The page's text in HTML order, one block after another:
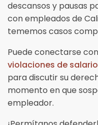
descansos y pausas
con empleados de
tememos casos
Puede conectarse
violaciones de
para discutir su
momento en que
empleador.